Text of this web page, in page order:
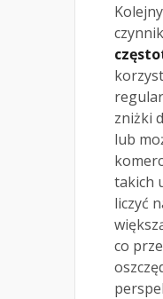
zniżki
lub
takich
liczyć
co